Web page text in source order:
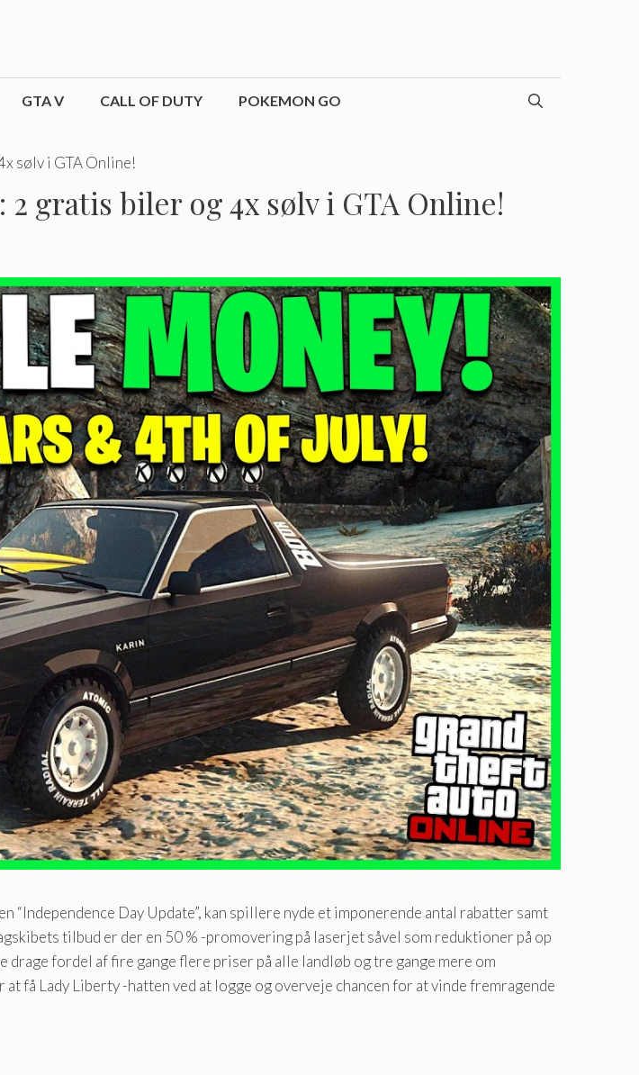
GTA V CALL OF DUTY POKEMON GO
sølv i GTA Online!
2 gratis biler og 4x sølv i GTA Online!
Day Update”, kan spillere nyde et imponerende antal rabatter samt
tilbud er der en 50 % -promovering på laserjet såvel som reduktioner på op
fordel af fire gange flere priser på alle landløb og tre gange mere om
få Lady Liberty -hatten ved at logge og overveje chancen for at vinde fremragende